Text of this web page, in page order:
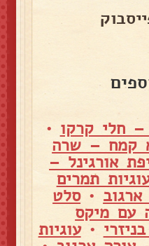
– חלי קרקו •
קמח – שרה
אורגינל –
תמרים
•סלט
עם מיקס
•עוגיות